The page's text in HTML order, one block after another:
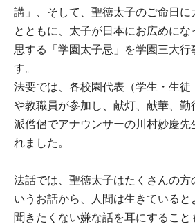
講」、そして、聖徳太子のご命日に
とともに、太子が日本にお広めにな
思する「学園太子忌」を学園三大行
す。
法要では、各校園代表（学生・生徒
や教職員が参加し、献灯、献華、勤
派僧侶でアナウンサーの川村妙慶先
れました。
法話では、聖徳太子はたくさんの方
いうお話から、人間は生きていると
聞きたくない嫌な話を耳にすること